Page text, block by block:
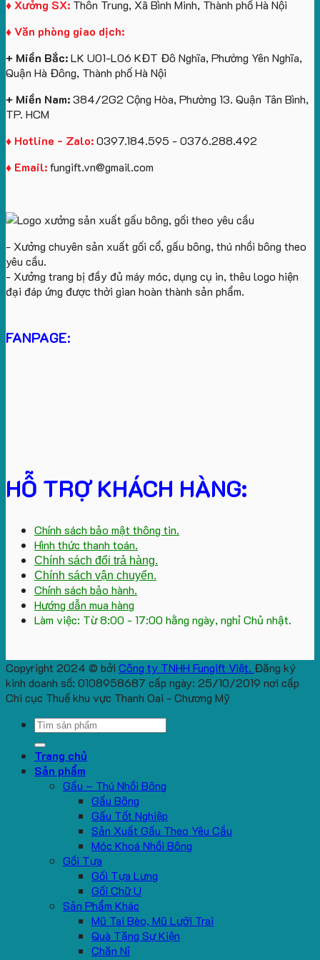
theo
cầu
♦ Xưởng SX: Thôn Trung, Xã Bình Minh, Thành phố Hà Nội
♦ Văn phòng giao dịch:
+ Miền Bắc:LK U01-L06 KĐT Đô Nghĩa, Phường Yên Nghĩa,
Quận Hà Đông, Thành phố Hà Nội
+ Miền Nam:384/2G2 Cộng Hòa, Phường 13. Quận Tân Bình,
TP. HCM
♦ Hotline - Zalo:0397.184.595 - 0376.288.492
♦ Email:fungift.vn@gmail.com
- Xưởng chuyên sản xuất gối cổ, gấu bông, thú nhồi bông theo
yêu cầu.
- Xưởng trang bị đầy đủ máy móc, dụng cụ in, thêu logo hiện
đại đáp ứng được thời gian hoàn thành sản phẩm.
FANPAGE:
HỖ TRỢ KHÁCH HÀNG:
Chính sách bảo mật thông tin.
Hình thức thanh toán.
Chính sách đổi trả hàng.
Chính sách vận chuyển.
Chính sách bảo hành.
Hướng dẫn mua hàng
Làm việc: Từ 8:00 - 17:00 hằng ngày, nghỉ Chủ nhật.
Copyright 2024 © bởi Công ty TNHH Fungift Việt. Đăng ký
kinh doanh số: 0108958687 cấp ngày: 25/10/2019 nơi cấp
Chi cục Thuế khu vực Thanh Oai - Chương Mỹ
Search
Trang chủ
Sản phẩm
Gấu – Thú Nhồi Bông
Gấu Bông
Gấu Tốt Nghiệp
Sản Xuất Gấu Theo Yêu Cầu
Móc Khoá Nhồi Bông
Gối Tựa
Gối Tựa Lưng
Gối Chữ U
Sản Phẩm Khác
Mũ Tai Bèo, Mũ Lưỡi Trai
Quà Tặng Sự Kiện
Chăn Nỉ